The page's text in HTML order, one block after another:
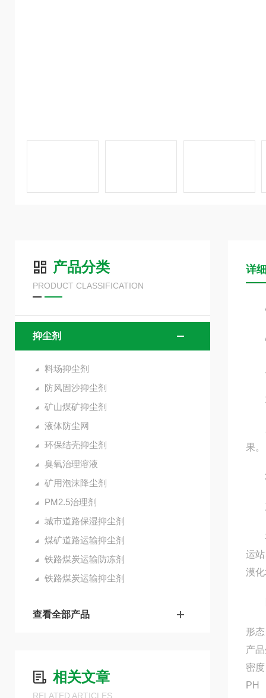
产品分类
PRODUCT CLASSIFICATION
抑尘剂
料场抑尘剂
防风固沙抑尘剂
矿山煤矿抑尘剂
液体防尘网
环保结壳抑尘剂
臭氧治理溶液
矿用泡沫降尘剂
PM2.5治理剂
城市道路保湿抑尘剂
煤矿道路运输抑尘剂
铁路煤炭运输防冻剂
铁路煤炭运输抑尘剂
查看全部产品
相关文章
RELATED ARTICLES
详
铁
铁
1
果。
3
三
本
运
漠
形态
产
密
PH